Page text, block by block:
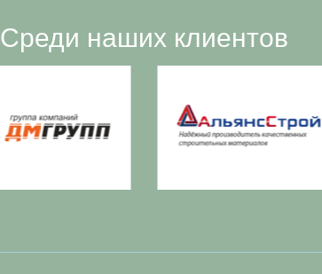
Среди наших клиентов